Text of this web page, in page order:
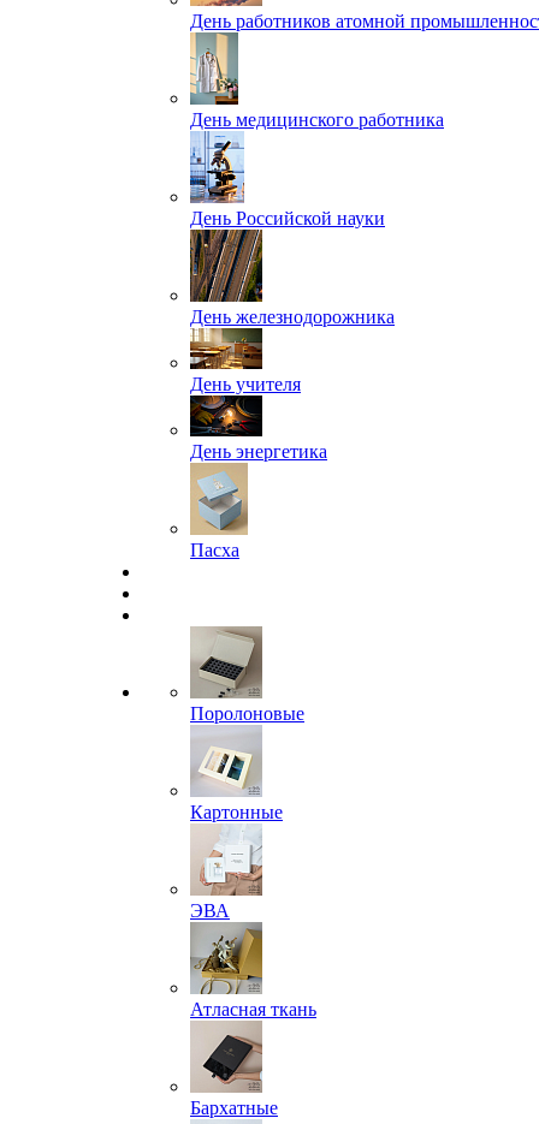
День работников атомной
День медицинского работника
День Российской науки
День железнодорожника
День учителя
День энергетика
Пасха
Поролоновые
Картонные
ЭВА
Атласная ткань
Бархатные